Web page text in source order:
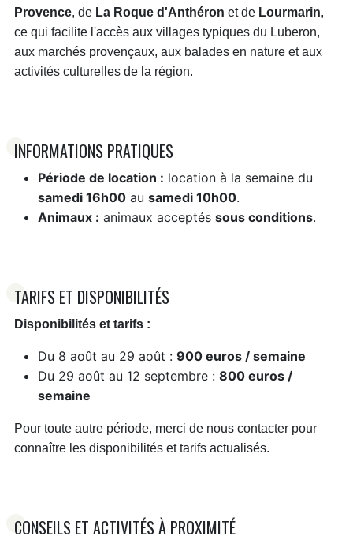
Provence, de La Roque d'Anthéron et de Lourmarin,
ce qui facilite l'accès aux villages typiques du Luberon,
aux marchés provençaux, aux balades en nature et aux
activités culturelles de la région.
INFORMATIONS PRATIQUES
Période de location : location à la semaine du
samedi 16h00au samedi 10h00.
Animaux : animaux acceptés sous conditions.
TARIFS ET DISPONIBILITÉS
Disponibilités et tarifs :
Du 8 août au 29 août : 900 euros / semaine
Du 29 août au 12 septembre : 800 euros /
semaine
Pour toute autre période, merci de nous contacter pour
connaître les disponibilités et tarifs actualisés.
CONSEILS ET ACTIVITÉS À PROXIMITÉ